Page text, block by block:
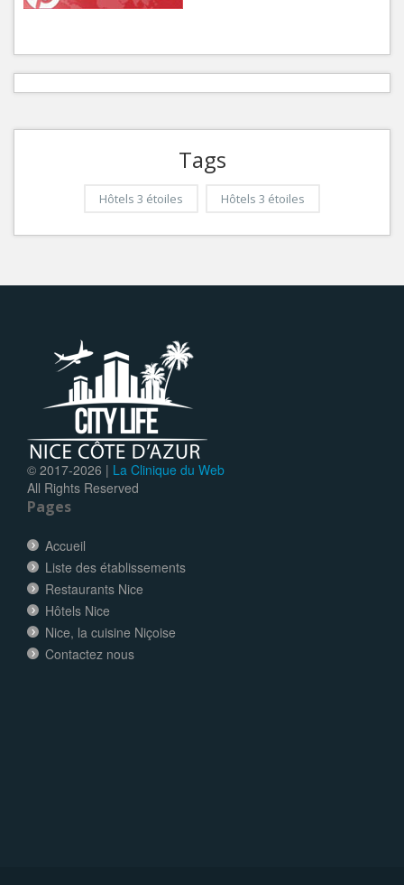
Tags
Hôtels 3 étoiles Hôtels 3 étoiles
© 2017-2026 | La Clinique du Web
All Rights Reserved
Pages
Accueil
Liste des établissements
Restaurants Nice
Hôtels Nice
Nice, la cuisine Niçoise
Contactez nous